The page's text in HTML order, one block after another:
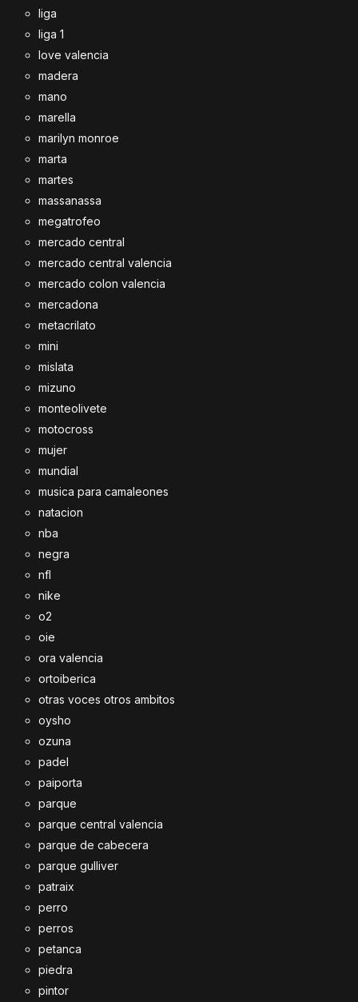
liga
liga 1
love valencia
madera
mano
marella
marilyn monroe
marta
martes
massanassa
megatrofeo
mercado central
mercado central valencia
mercado colon valencia
mercadona
metacrilato
mini
mislata
mizuno
monteolivete
motocross
mujer
mundial
musica para camaleones
natacion
nba
negra
nfl
nike
o2
oie
ora valencia
ortoiberica
otras voces otros ambitos
oysho
ozuna
padel
paiporta
parque
parque central valencia
parque de cabecera
parque gulliver
patraix
perro
perros
petanca
piedra
pintor